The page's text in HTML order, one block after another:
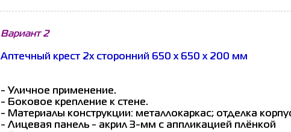
Вариант 2
Аптечный крест 2х сторонний 650 х 650 х 200 мм
- Уличное применение.
- Боковое крепление к стене.
- Материалы конструкции: металлокаркас; отделка
- Лицевая панель - акрил 3-мм с аппликацией плёнкой